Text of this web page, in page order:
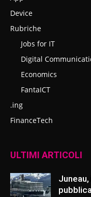
Device
Rubriche
Jobs for IT
Digital
Economics
FantaICT
.ing
FinanceTech
ULTIMI ARTICOLI